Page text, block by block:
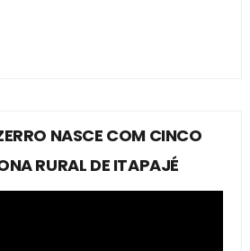
NASCE COM CINCO
RURAL DE ITAPAJÉ